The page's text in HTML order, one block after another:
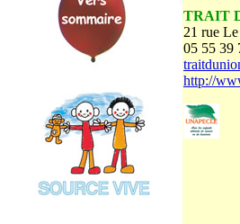
TRAIT
21 rue
05 55 39
http://